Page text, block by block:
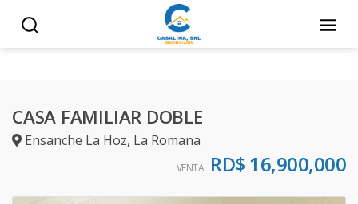
CASA FAMILIAR DOBLE
Ensanche La Hoz, La Romana
VENTA RD$ 16,900,000